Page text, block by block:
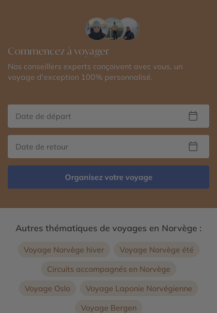
Commencez à voyager
Nos conseillers experts conçoivent avec vous, un
voyage d'exception 100% personnalisé.
Organisez votre voyage
Autres thématiques de voyages en Norvège :
Voyage Norvège hiver
Voyage Norvège été
Circuits accompagnés en Norvège
Voyage Oslo
Voyage Laponie Norvégienne
Voyage Bergen